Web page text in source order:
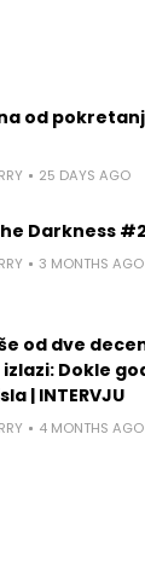
od
25 DAYS AGO
Darkness
3 MONTHS AGO
od dve
Dokle
| INTERVJU
4 MONTHS AGO